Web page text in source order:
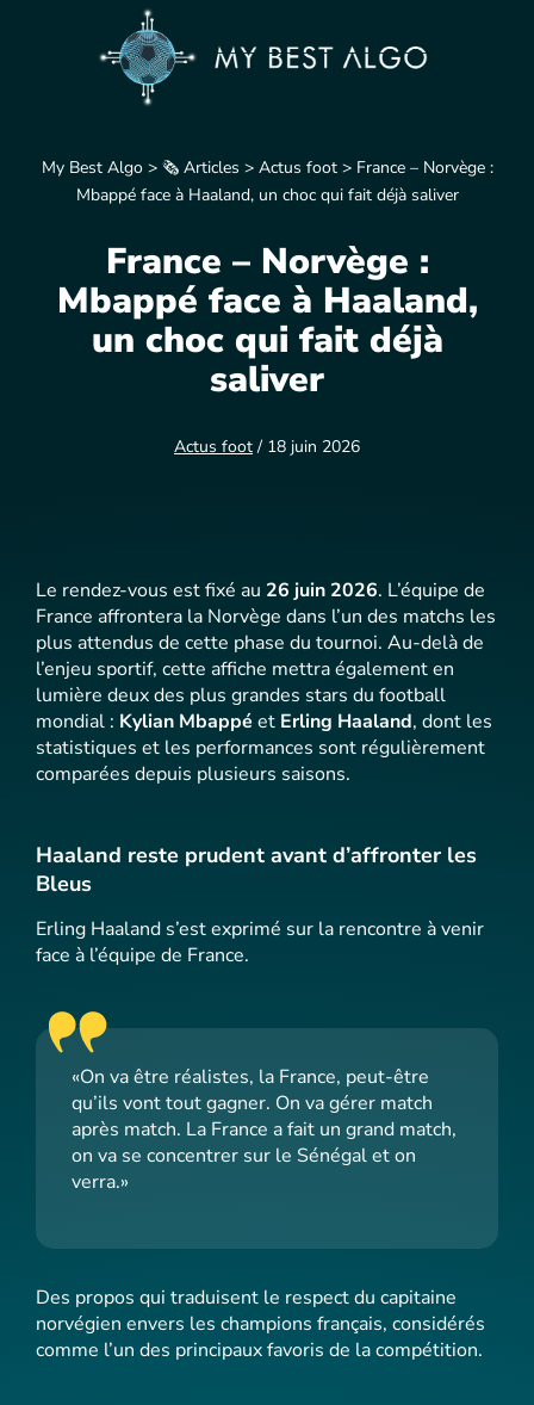
My Best Algo> 🗞️ Articles > Actus foot> France – Norvège :
Mbappé face à Haaland, un choc qui fait déjà saliver
France – Norvège :
Mbappé face à Haaland,
un choc qui fait déjà
saliver
Actus foot/ 18 juin 2026
Le rendez-vous est fixé au 26 juin 2026. L’équipe de
France affrontera la Norvège dans l’un des matchs les
plus attendus de cette phase du tournoi. Au-delà de
l’enjeu sportif, cette affiche mettra également en
lumière deux des plus grandes stars du football
mondial : Kylian Mbappé et Erling Haaland, dont les
statistiques et les performances sont régulièrement
comparées depuis plusieurs saisons.
Haaland reste prudent avant d’affronter les
Bleus
Erling Haaland s’est exprimé sur la rencontre à venir
face à l’équipe de France.
«On va être réalistes, la France, peut-être
qu’ils vont tout gagner. On va gérer match
après match. La France a fait un grand match,
on va se concentrer sur le Sénégal et on
verra.»
Des propos qui traduisent le respect du capitaine
norvégien envers les champions français, considérés
comme l’un des principaux favoris de la compétition.